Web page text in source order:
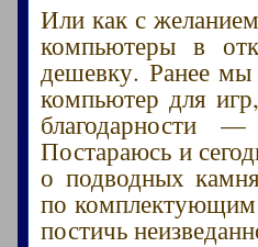
Или как с
компьютеры в
дешевку. Ранее
компьютер для
благодарности
Постараюсь и
о подводных
по комплектующим
постичь